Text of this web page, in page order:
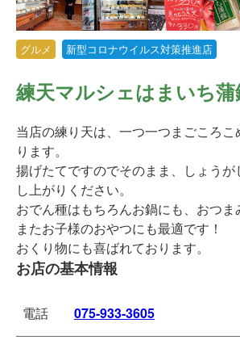
グルメ 新型コロナウイルス対策推進店
練天マルシェはまいち蒲
当店の練り天は、一つ一つまごころ
ります。
揚げたてですのでそのまま、しょう
し上がりください。
おでん種はもちろんお鍋にも、おつま
またお子様のおやつにも最適です！
おくり物にも喜ばれております。
お店の基本情報
電話 075-933-3605